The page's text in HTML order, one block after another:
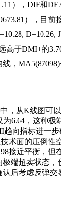
），DIF和
），目前
D=10.26,
高于DMI+的
，
，从K线图可
6.64，这种
向指标进一
术面的压倒性
接近平衡，
端超卖状态
后考虑反弹交